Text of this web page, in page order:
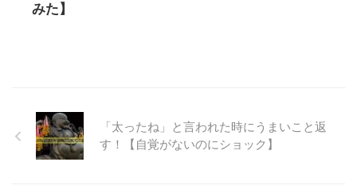
みた】
「太ったね」と言われた時にうまいこと返
す！【自覚がないのにショック】